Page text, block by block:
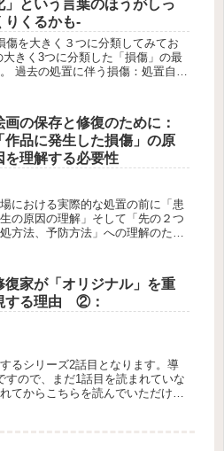
」という言葉のほうがしっ
りくるかも-
傷を大きく３つに分類してみてお
体
画の保存と修復のために：
作品に発生した損傷」の原
を理解する必要性
における実際的な処置の前に「患
の原因の理解」そして「先の２つ
方法、予防方法」への理解のため
復家が「オリジナル」を重
する理由 ②：
るシリーズ2話目となります。導
すので、まだ1話目を読まれていな
てからこちらを読んでいただける